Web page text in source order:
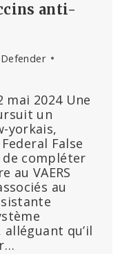
anti-
2024 Une
un
yorkais,
False
compléter
au VAERS
au
qu’il